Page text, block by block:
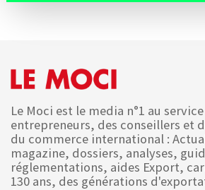
Le Moci est le media n°1 au
entrepreneurs, des conseillers et
du commerce international :
magazine, dossiers, analyses,
réglementations, aides Export,
130 ans, des générations